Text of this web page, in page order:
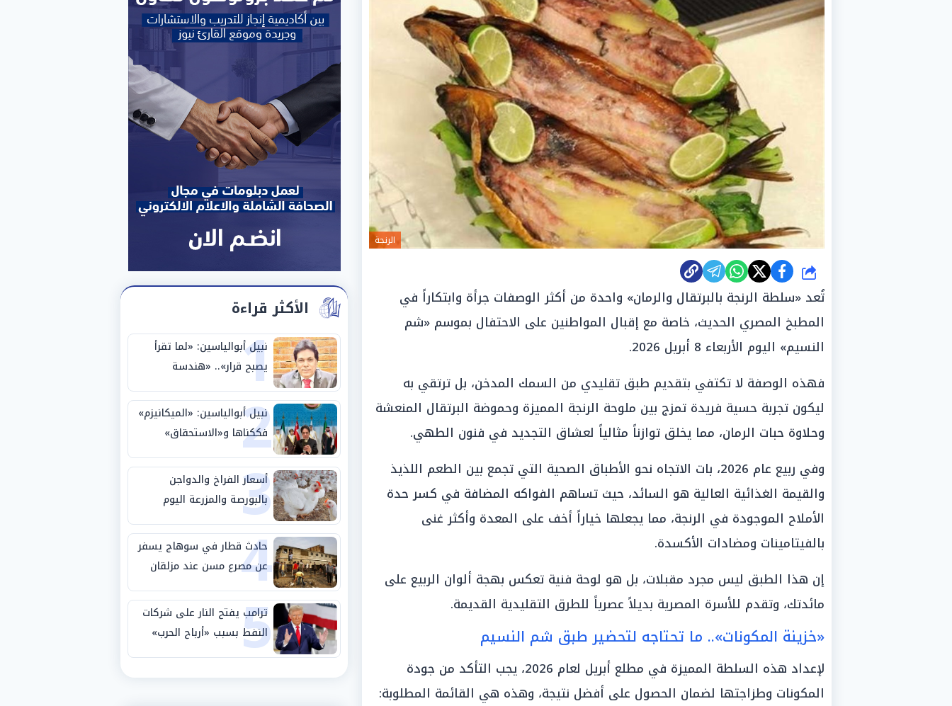
الرنجة
شارك
تُعد «سلطة الرنجة بالبرتقال والرمان» واحدة من أكثر الوصفات جرأة وابتكاراً في
المطبخ المصري الحديث، خاصة مع إقبال المواطنين على الاحتفال بموسم «شم
النسيم» اليوم الأربعاء 8 أبريل 2026.
فهذه الوصفة لا تكتفي بتقديم طبق تقليدي من السمك المدخن، بل ترتقي به
ليكون تجربة حسية فريدة تمزج بين ملوحة الرنجة المميزة وحموضة البرتقال المنعشة
وحلاوة حبات الرمان، مما يخلق توازناً مثالياً لعشاق التجديد في فنون الطهي.
وفي ربيع عام 2026، بات الاتجاه نحو الأطباق الصحية التي تجمع بين الطعم اللذيذ
والقيمة الغذائية العالية هو السائد، حيث تساهم الفواكه المضافة في كسر حدة
الأملاح الموجودة في الرنجة، مما يجعلها خياراً أخف على المعدة وأكثر غنى
بالفيتامينات ومضادات الأكسدة.
إن هذا الطبق ليس مجرد مقبلات، بل هو لوحة فنية تعكس بهجة ألوان الربيع على
مائدتك، وتقدم للأسرة المصرية بديلاً عصرياً للطرق التقليدية القديمة.
«خزينة المكونات».. ما تحتاجه لتحضير طبق شم النسيم
لإعداد هذه السلطة المميزة في مطلع أبريل لعام 2026، يجب التأكد من جودة
المكونات وطزاجتها لضمان الحصول على أفضل نتيجة، وهذه هي القائمة المطلوبة:
الأكثر قراءة
1
نبيل أبوالياسين: «لما تقرأ
يصبح قرار».. «هندسة
الاستثمار السيادي» بين «ربط
الجيب بالوطن» و«سيادة
الكلمة»
2
نبيل أبوالياسين: «الميكانيزم»
فككناها و«الاستحقاق»
حتمية.. «تفعيل الإرادة»
مهمة الجامعة العربية
3
أسعار الفراخ والدواجن
بالبورصة والمزرعة اليوم
الثلاثاء 4-8-2026
4
حادث قطار في سوهاج يسفر
عن مصرع مسن عند مزلقان
المراغة
5
ترامب يفتح النار على شركات
النفط بسبب «أرباح الحرب»